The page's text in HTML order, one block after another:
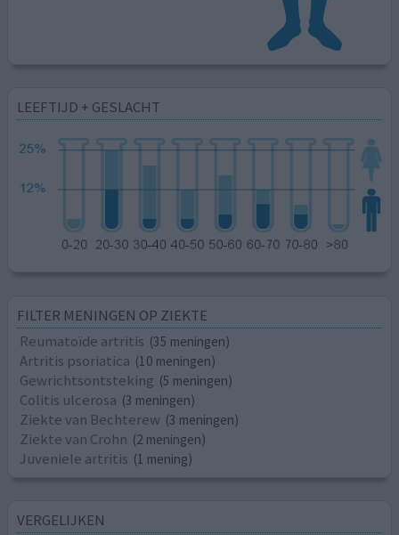
LEEFTIJD + GESLACHT
FILTER MENINGEN OP ZIEKTE
Reumatoïde artritis (35 meningen)
Artritis psoriatica (10 meningen)
Gewrichtsontsteking (5 meningen)
Colitis ulcerosa (3 meningen)
Ziekte van Bechterew (3 meningen)
Ziekte van Crohn (2 meningen)
Juveniele artritis (1 mening)
VERGELIJKEN